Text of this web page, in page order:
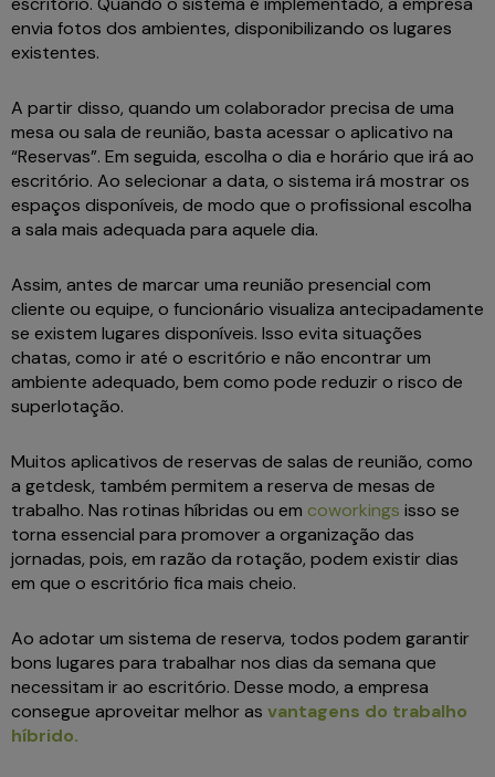
envia fotos dos ambientes, disponibilizando os lugares
existentes.
A partir disso, quando um colaborador precisa de uma
mesa ou sala de reunião, basta acessar o aplicativo na
“Reservas”. Em seguida, escolha o dia e horário que irá ao
escritório. Ao selecionar a data, o sistema irá mostrar os
espaços disponíveis, de modo que o profissional escolha
a sala mais adequada para aquele dia.
Assim, antes de marcar uma reunião presencial com
cliente ou equipe, o funcionário visualiza antecipadamente
se existem lugares disponíveis. Isso evita situações
chatas, como ir até o escritório e não encontrar um
ambiente adequado, bem como pode reduzir o risco de
superlotação.
Muitos aplicativos de reservas de salas de reunião, como
a getdesk, também permitem a reserva de mesas de
trabalho. Nas rotinas híbridas ou em coworkings isso se
torna essencial para promover a organização das
jornadas, pois, em razão da rotação, podem existir dias
em que o escritório fica mais cheio.
Ao adotar um sistema de reserva, todos podem garantir
bons lugares para trabalhar nos dias da semana que
necessitam ir ao escritório. Desse modo, a empresa
consegue aproveitar melhor as vantagens do trabalho
híbrido.